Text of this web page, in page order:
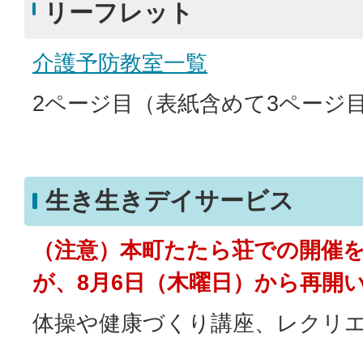
リーフレット
介護予防教室一覧
2ページ目（表紙含めて3ページ
生き生きデイサービス
（注意）本町たたら荘での開催
が、8月6日（木曜日）から再開
体操や健康づくり講座、レクリ